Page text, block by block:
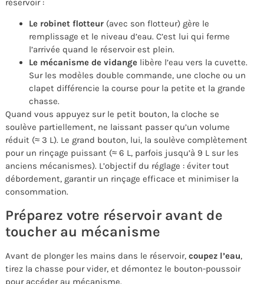
réservoir :
Le robinet flotteur (avec son flotteur) gère le
remplissage et le niveau d’eau. C’est lui qui ferme
l’arrivée quand le réservoir est plein.
Le mécanisme de vidange libère l’eau vers la cuvette.
Sur les modèles double commande, une cloche ou un
clapet différencie la course pour la petite et la grande
chasse.
Quand vous appuyez sur le petit bouton, la cloche se
soulève partiellement, ne laissant passer qu’un volume
réduit (≈ 3 L). Le grand bouton, lui, la soulève complètement
pour un rinçage puissant (≈ 6 L, parfois jusqu’à 9 L sur les
anciens mécanismes). L’objectif du réglage : éviter tout
débordement, garantir un rinçage efficace et minimiser la
consommation.
Préparez votre réservoir avant de
toucher au mécanisme
Avant de plonger les mains dans le réservoir, coupez l’eau,
tirez la chasse pour vider, et démontez le bouton-poussoir
pour accéder au mécanisme.